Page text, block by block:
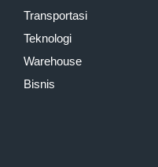
Transportasi
Teknologi
Warehouse
Bisnis